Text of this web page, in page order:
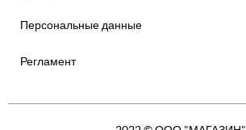
Персональные данные
Регламент